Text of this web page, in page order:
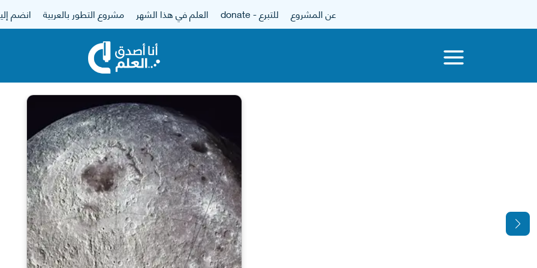
عن المشروع للتبرع - donate العلم في هذا الشهر مشروع التطور بالعربية انضم